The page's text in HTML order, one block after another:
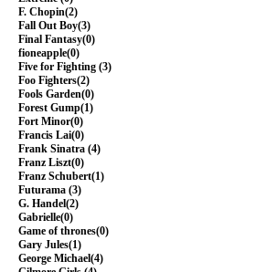
F. Chopin(2)
Fall Out Boy(3)
Final Fantasy(0)
fioneapple(0)
Five for Fighting (3)
Foo Fighters(2)
Fools Garden(0)
Forest Gump(1)
Fort Minor(0)
Francis Lai(0)
Frank Sinatra (4)
Franz Liszt(0)
Franz Schubert(1)
Futurama (3)
G. Handel(2)
Gabrielle(0)
Game of thrones(0)
Gary Jules(1)
George Michael(4)